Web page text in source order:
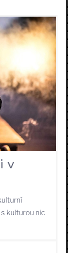
v
kulturou nic